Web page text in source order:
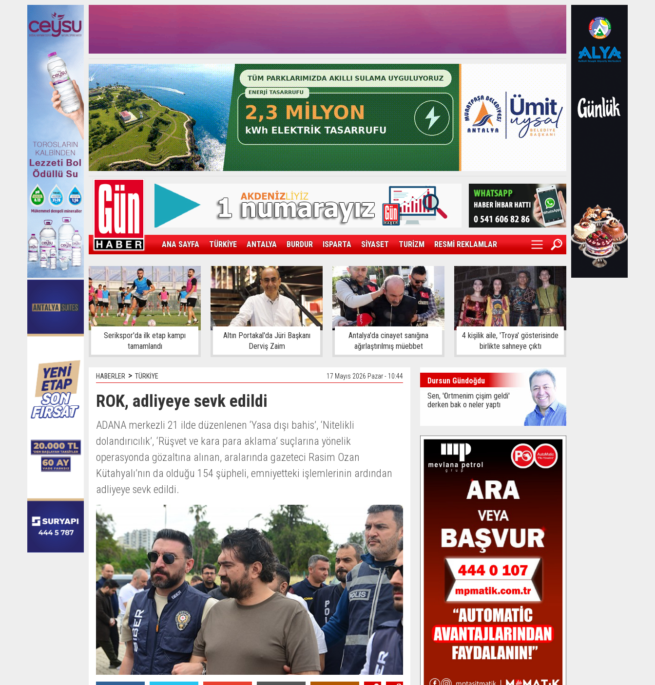
ANA SAYFA TÜRKİYE ANTALYA BURDUR ISPARTA SİYASET TURİZM RESMİ REKLAMLAR
KAMPÜS SPOR GÜN'ÜN ÜRÜNÜ SAĞLIK EKONOMİ DÜNYA
Serikspor'da ilk etap kampı
tamamlandı
Altın Portakal'da Jüri Başkanı
Derviş Zaim
Antalya'da cinayet sanığına
ağırlaştırılmış müebbet
4 kişilik aile, 'Troya' gösterisinde
birlikte sahneye çıktı
HABERLER > TÜRKİYE 17 Mayıs 2026 Pazar - 10:44
ROK, adliyeye sevk edildi
ADANA merkezli 21 ilde düzenlenen ‘Yasa dışı bahis’, ‘Nitelikli
dolandırıcılık’, ‘Rüşvet ve kara para aklama’ suçlarına yönelik
operasyonda gözaltına alınan, aralarında gazeteci Rasim Ozan
Kütahyalı’nın da olduğu 154 şüpheli, emniyetteki işlemlerinin ardından
adliyeye sevk edildi.
Dursun Gündoğdu
Sen, 'Örtmenim çişim geldi'
derken bak o neler yaptı